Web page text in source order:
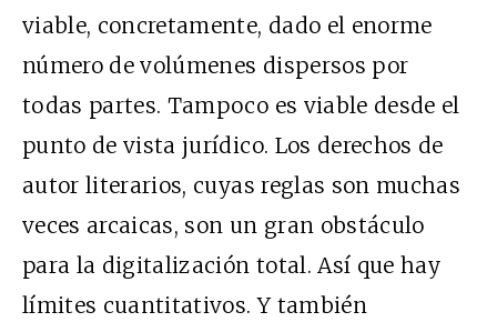
viable, concretamente, dado el enorme
número de volúmenes dispersos por
todas partes. Tampoco es viable desde el
punto de vista jurídico. Los derechos de
autor literarios, cuyas reglas son muchas
veces arcaicas, son un gran obstáculo
para la digitalización total. Así que hay
límites cuantitativos. Y también